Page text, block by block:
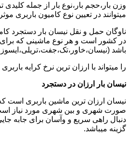
وزن بار،حجم بار،نوع بار از جمله
میتوانند در تعیین نوع کامیون باربری
ناوگان حمل و نقل نیسان بار دستجرد
در کشور است و هر نوع ماشینی که برای
باشد
را میتواند با ارزان ترین نرخ کرایه
نیسان بار ارزان در دستجرد
نیسان ارزان ترین ماشین باربری است
صورت شهری و بین شهری مورد نیاز
دنبال راهی سریع و وآسان برای جابه
گزینه میباشد.